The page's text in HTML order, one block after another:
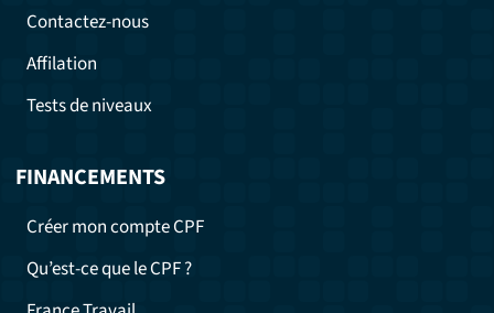
Contactez-nous
Affilation
Tests de niveaux
FINANCEMENTS
Créer mon compte CPF
Qu’est-ce que le CPF ?